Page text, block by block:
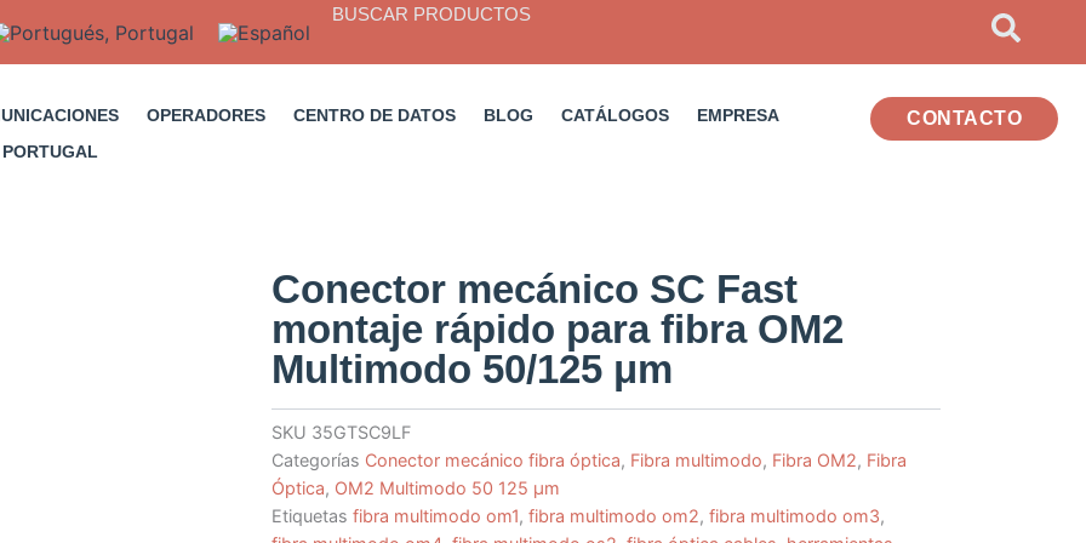
BUSCAR PRODUCTOS
OPERADORES CENTRO DE DATOS BLOG CATÁLOGOS EMPRESA CONTACTO
Conector mecánico SC Fast
montaje rápido para fibra OM2
Multimodo 50/125 μm
SKU 35GTSC9LF
Categorías Conector mecánico fibra óptica, Fibra multimodo, Fibra OM2, Fibra
Óptica, OM2 Multimodo 50 125 µm
Etiquetas fibra multimodo om1, fibra multimodo om2, fibra multimodo om3,